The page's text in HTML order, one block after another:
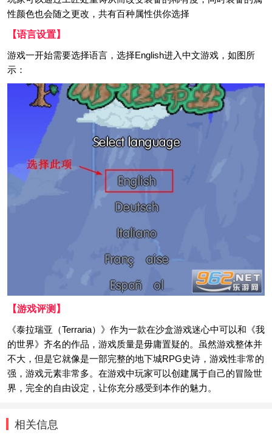
性颜色也会随之更改，共有百种属性供你选择
【语言设置】
游戏一开始需要选择语言，选择English进入中文游戏，如图所
示：
【游戏评测】
《泰拉瑞亚（Terraria）》作为一款在沙盒游戏迷心中可以和《我
的世界》齐名的作品，游戏质量是毋庸置疑的。虽然游戏整体并
不大，但是它就像是一部完整的地下城RPG史诗，游戏性非常的
强，游戏元素非常多。在游戏中玩家可以创建属于自己的冒险世
界，完全的自由设定，让你充分感受到本作的魅力。
相关信息